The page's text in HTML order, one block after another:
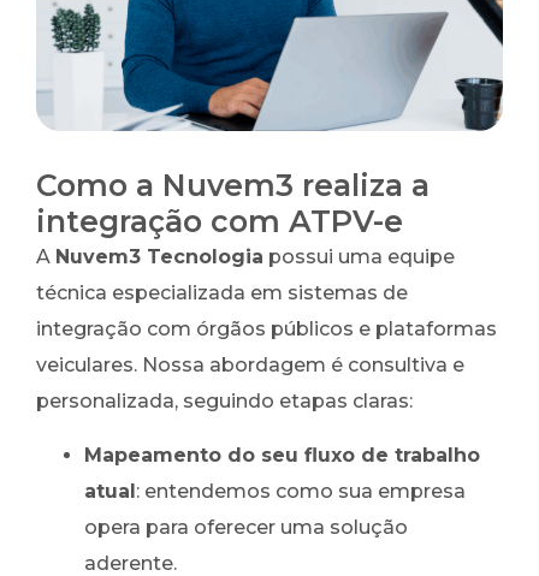
Como a Nuvem3 realiza a
integração com ATPV-e
A Nuvem3 Tecnologia possui uma equipe
técnica especializada em sistemas de
integração com órgãos públicos e plataformas
veiculares. Nossa abordagem é consultiva e
personalizada, seguindo etapas claras:
Mapeamento do seu fluxo de trabalho
atual: entendemos como sua empresa
opera para oferecer uma solução
aderente.